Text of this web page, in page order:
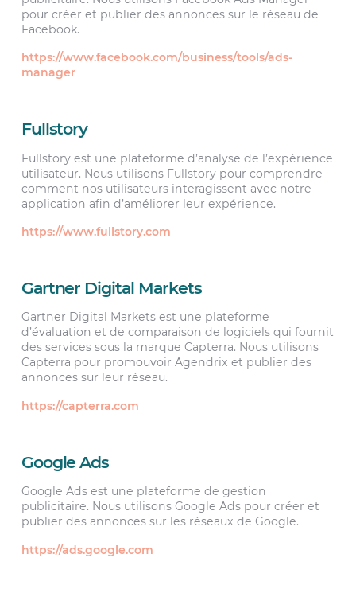
pour créer et publier des annonces sur le réseau de
Facebook.
https://www.facebook.com/business/tools/ads-
manager
Fullstory
Fullstory est une plateforme d’analyse de l’expérience
utilisateur. Nous utilisons Fullstory pour comprendre
comment nos utilisateurs interagissent avec notre
application afin d’améliorer leur expérience.
https://www.fullstory.com
Gartner Digital Markets
Gartner Digital Markets est une plateforme
d’évaluation et de comparaison de logiciels qui fournit
des services sous la marque Capterra. Nous utilisons
Capterra pour promouvoir Agendrix et publier des
annonces sur leur réseau.
https://capterra.com
Google Ads
Google Ads est une plateforme de gestion
publicitaire. Nous utilisons Google Ads pour créer et
publier des annonces sur les réseaux de Google.
https://ads.google.com